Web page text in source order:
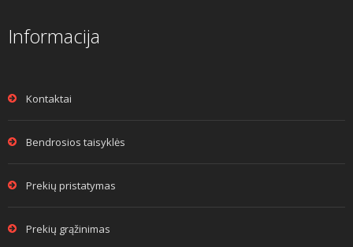
Informacija
Kontaktai
Bendrosios taisyklės
Prekių pristatymas
Prekių grąžinimas